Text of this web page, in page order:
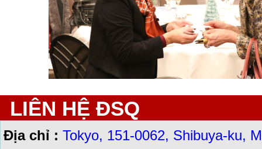
LIÊN HỆ ĐSQ
Địa chỉ : Tokyo, 151-0062, Shibuya-ku,